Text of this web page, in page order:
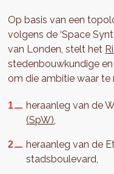
Op basis van een
volgens de ‘Space
van Londen, stelt het
stedenbouwkundige
om die ambitie waar te
heraanleg van de
(SpW),
heraanleg van de
stadsboulevard,